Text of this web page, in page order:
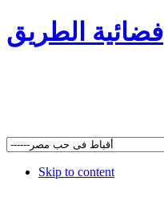
فضائية الطريق
Skip to content